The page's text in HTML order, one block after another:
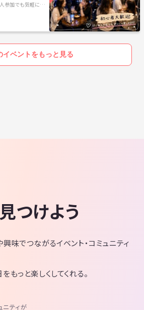
参加でも気軽に気
イベントをもっと見る
つけよう
味でつながるイベント・コミュニティ
もっと楽しくしてくれる。
ニティが